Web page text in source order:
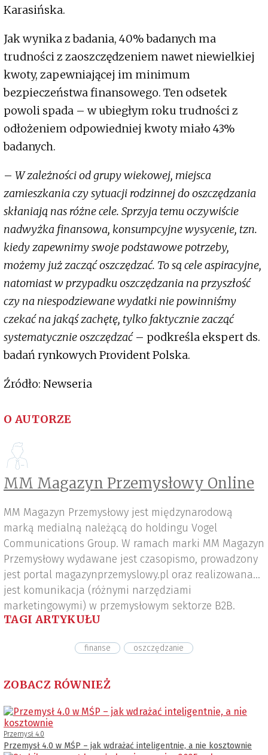
Karasińska.
Jak wynika z badania, 40% badanych ma
trudności z zaoszczędzeniem nawet niewielkiej
kwoty, zapewniającej im minimum
bezpieczeństwa finansowego. Ten odsetek
powoli spada – w ubiegłym roku trudności z
odłożeniem odpowiedniej kwoty miało 43%
badanych.
– W zależności od grupy wiekowej, miejsca
zamieszkania czy sytuacji rodzinnej do oszczędzania
skłaniają nas różne cele. Sprzyja temu oczywiście
nadwyżka finansowa, konsumpcyjne wysycenie, tzn.
kiedy zapewnimy swoje podstawowe potrzeby,
możemy już zacząć oszczędzać. To są cele aspiracyjne,
natomiast w przypadku oszczędzania na przyszłość
czy na niespodziewane wydatki nie powinniśmy
czekać na jakąś zachętę, tylko faktycznie zacząć
systematycznie oszczędzać– podkreśla ekspert ds.
badań rynkowych Provident Polska.
Źródło: Newseria
O AUTORZE
MM Magazyn Przemysłowy Online
MM Magazyn Przemysłowy jest międzynarodową
marką medialną należącą do holdingu Vogel
Communications Group. W ramach marki MM Magazyn
Przemysłowy wydawane jest czasopismo, prowadzony
jest portal magazynprzemyslowy.pl oraz realizowana
jest komunikacja (różnymi narzędziami
marketingowymi) w przemysłowym sektorze B2B.
TAGI ARTYKUŁU
finanse oszczędzanie
ZOBACZ RÓWNIEŻ
Przemysł 4.0
Przemysł 4.0 w MŚP – jak wdrażać inteligentnie, a nie kosztownie